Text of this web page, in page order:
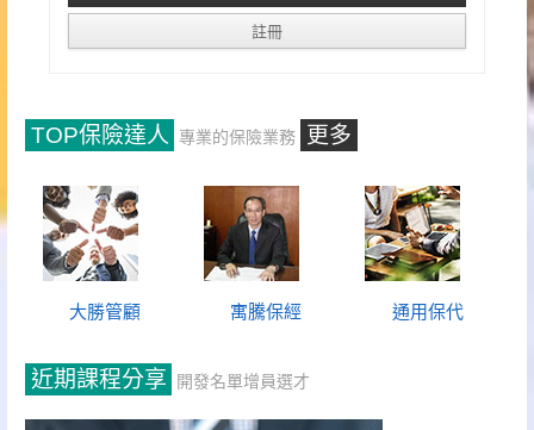
TOP保險達人 專業的保險業務 更多
大勝管顧 寓騰保經 通用保代
近期課程分享 開發名單增員選才